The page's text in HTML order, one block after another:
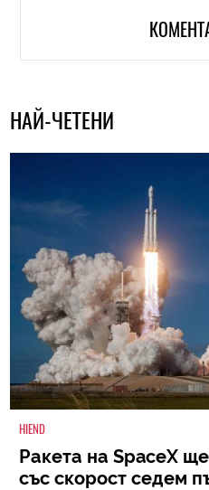
НАЙ-ЧЕТЕНИ
HIEND
Ракета на SpaceX
със скорост седем